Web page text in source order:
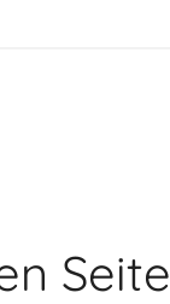
Seite